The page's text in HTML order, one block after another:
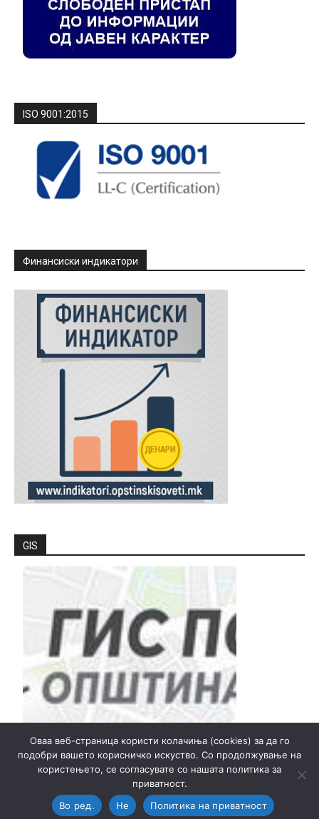
ISO 9001:2015
Финансиски индикатори
GIS
© Општина Прилеп - Локална самоуправа
Оваа веб-страница користи колачиња (cookies) за да го
подобри вашето корисничко искуство. Со продолжување на
користењето, се согласувате со нашата политика за
приватност.
Во ред.
Не Политика на приватност